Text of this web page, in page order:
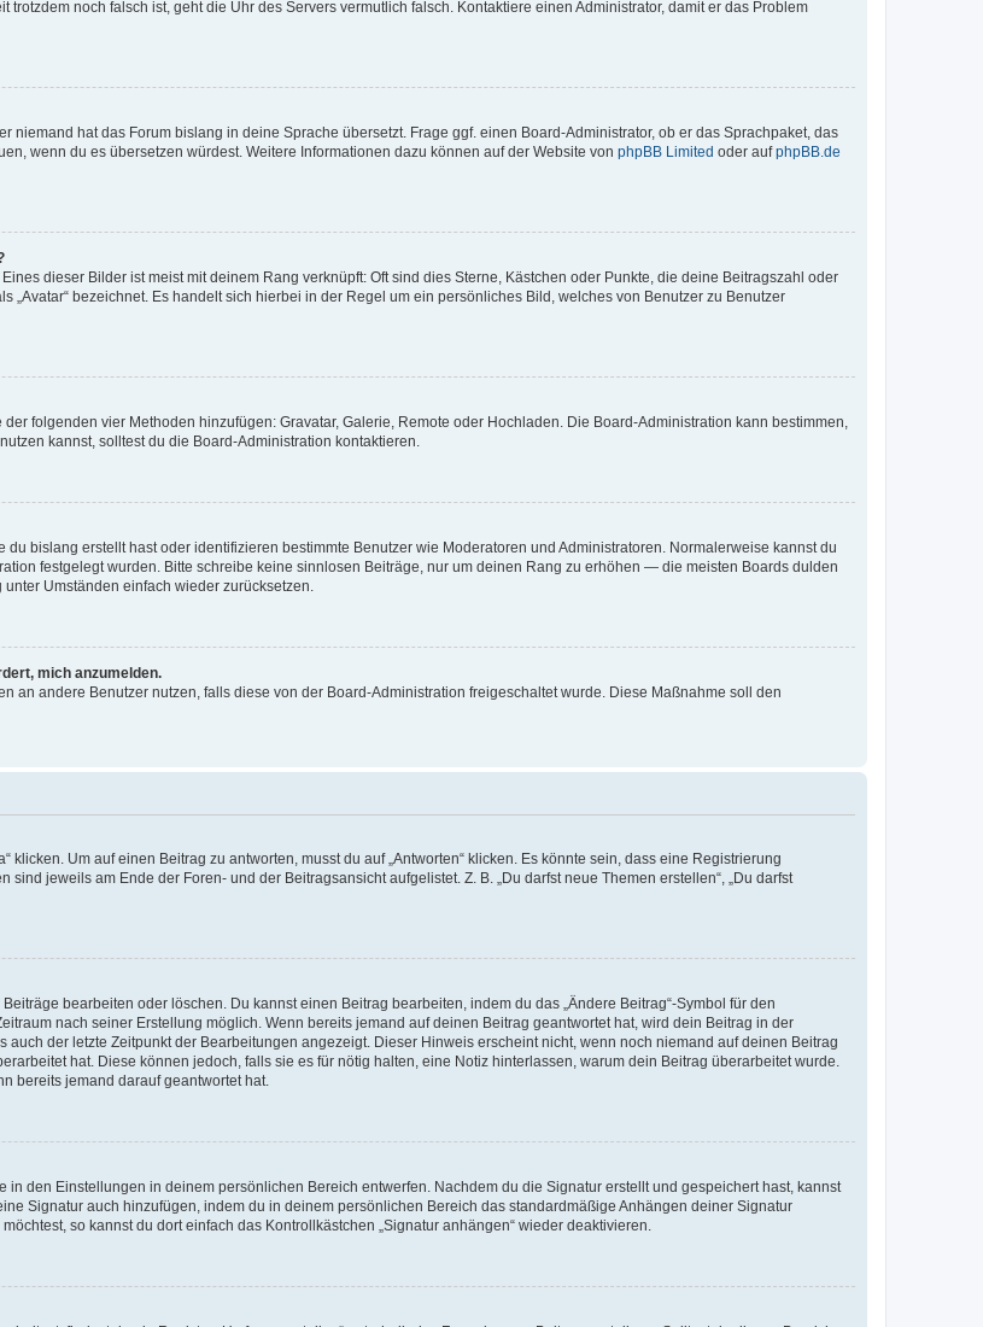
noch falsch ist, geht die Uhr des Servers vermutlich falsch. Kontaktiere einen Administrator, damit er das Problem
hat das Forum bislang in deine Sprache übersetzt. Frage ggf. einen Board-Administrator, ob er das Sprachpaket, das
wenn du es übersetzen würdest. Weitere Informationen dazu können auf der Website von phpBB Limited oder aufphpBB.de
dieser Bilder ist meist mit deinem Rang verknüpft: Oft sind dies Sterne, Kästchen oder Punkte, die deine Beitragszahl oder
bezeichnet. Es handelt sich hierbei in der Regel um ein persönliches Bild, welches von Benutzer zu Benutzer
folgenden vier Methoden hinzufügen: Gravatar, Galerie, Remote oder Hochladen. Die Board-Administration kann bestimmen,
kannst, solltest du die Board-Administration kontaktieren.
bislang erstellt hast oder identifizieren bestimmte Benutzer wie Moderatoren und Administratoren. Normalerweise kannst du
festgelegt wurden. Bitte schreibe keine sinnlosen Beiträge, nur um deinen Rang zu erhöhen — die meisten Boards dulden
Umständen einfach wieder zurücksetzen.
mich anzumelden.
an andere Benutzer nutzen, falls diese von der Board-Administration freigeschaltet wurde. Diese Maßnahme soll den
klicken. Um auf einen Beitrag zu antworten, musst du auf „Antworten“ klicken. Es könnte sein, dass eine Registrierung
jeweils am Ende der Foren- und der Beitragsansicht aufgelistet. Z. B. „Du darfst neue Themen erstellen“, „Du darfst
bearbeiten oder löschen. Du kannst einen Beitrag bearbeiten, indem du das „Ändere Beitrag“-Symbol für den
nach seiner Erstellung möglich. Wenn bereits jemand auf deinen Beitrag geantwortet hat, wird dein Beitrag in der
der letzte Zeitpunkt der Bearbeitungen angezeigt. Dieser Hinweis erscheint nicht, wenn noch niemand auf deinen Beitrag
hat. Diese können jedoch, falls sie es für nötig halten, eine Notiz hinterlassen, warum dein Beitrag überarbeitet wurde.
bereits jemand darauf geantwortet hat.
den Einstellungen in deinem persönlichen Bereich entwerfen. Nachdem du die Signatur erstellt und gespeichert hast, kannst
Signatur auch hinzufügen, indem du in deinem persönlichen Bereich das standardmäßige Anhängen deiner Signatur
so kannst du dort einfach das Kontrollkästchen „Signatur anhängen“ wieder deaktivieren.